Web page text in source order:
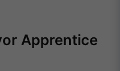
Apprentice